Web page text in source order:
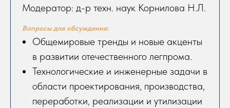
Модератор: д-р техн. наук Корнилова Н.Л.
Вопросы для обсуждения:
Общемировые тренды и новые акценты
в развитии отечественного легпрома.
Технологические и инженерные задачи в
области проектирования, производства,
переработки, реализации и утилизации